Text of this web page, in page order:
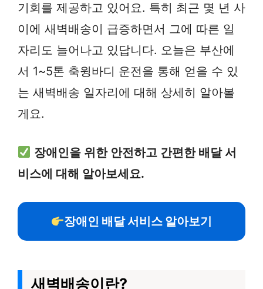
기회를 제공하고 있어요. 특히 최근 몇 년 사
이에 새벽배송이 급증하면서 그에 따른 일
자리도 늘어나고 있답니다. 오늘은 부산에
서 1~5톤 축윙바디 운전을 통해 얻을 수 있
는 새벽배송 일자리에 대해 상세히 알아볼
게요.
장애인을 위한 안전하고 간편한 배달 서
비스에 대해 알아보세요.
장애인 배달 서비스 알아보기
새벽배송이란?